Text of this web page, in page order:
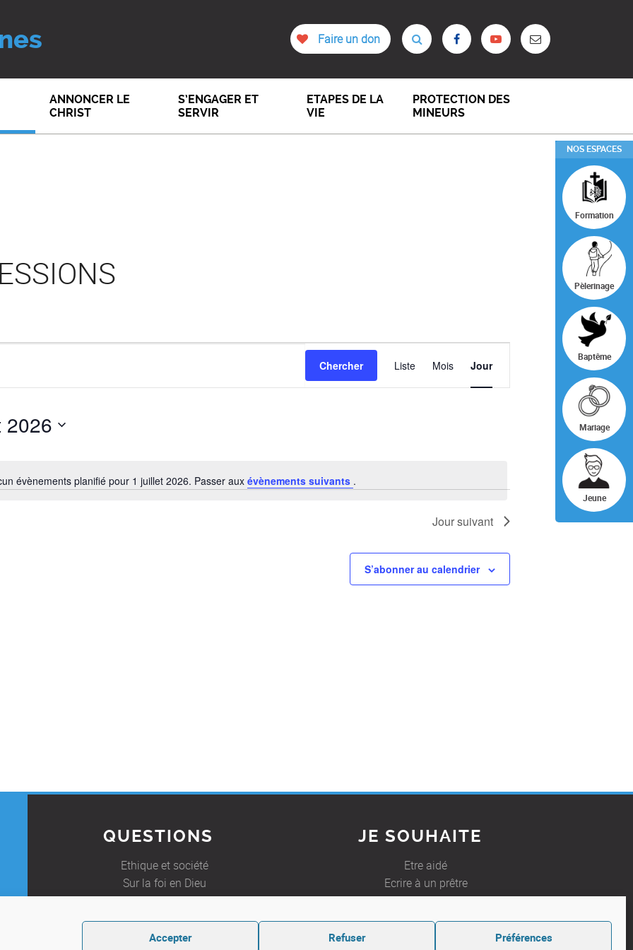
Accepter Refuser Préférences
Faire un don
ANNONCER LE
CHRIST
S’ENGAGER ET
SERVIR
ETAPES DE LA
VIE
PROTECTION DES
MINEURS
NOS ESPACES
Formation
Pèlerinage
Baptême
Mariage
Jeune
Notice
évènements planifié pour 1 juillet 2026. Passer aux évènements suivants .
Chercher
DE
VUES
Liste Mois Jour
2026
Jour suivant
S’abonner au calendrier
QUESTIONS
Ethique et société
Sur la foi en Dieu
Foire Aux Questions
JE SOUHAITE
Etre aidé
Ecrire à un prêtre